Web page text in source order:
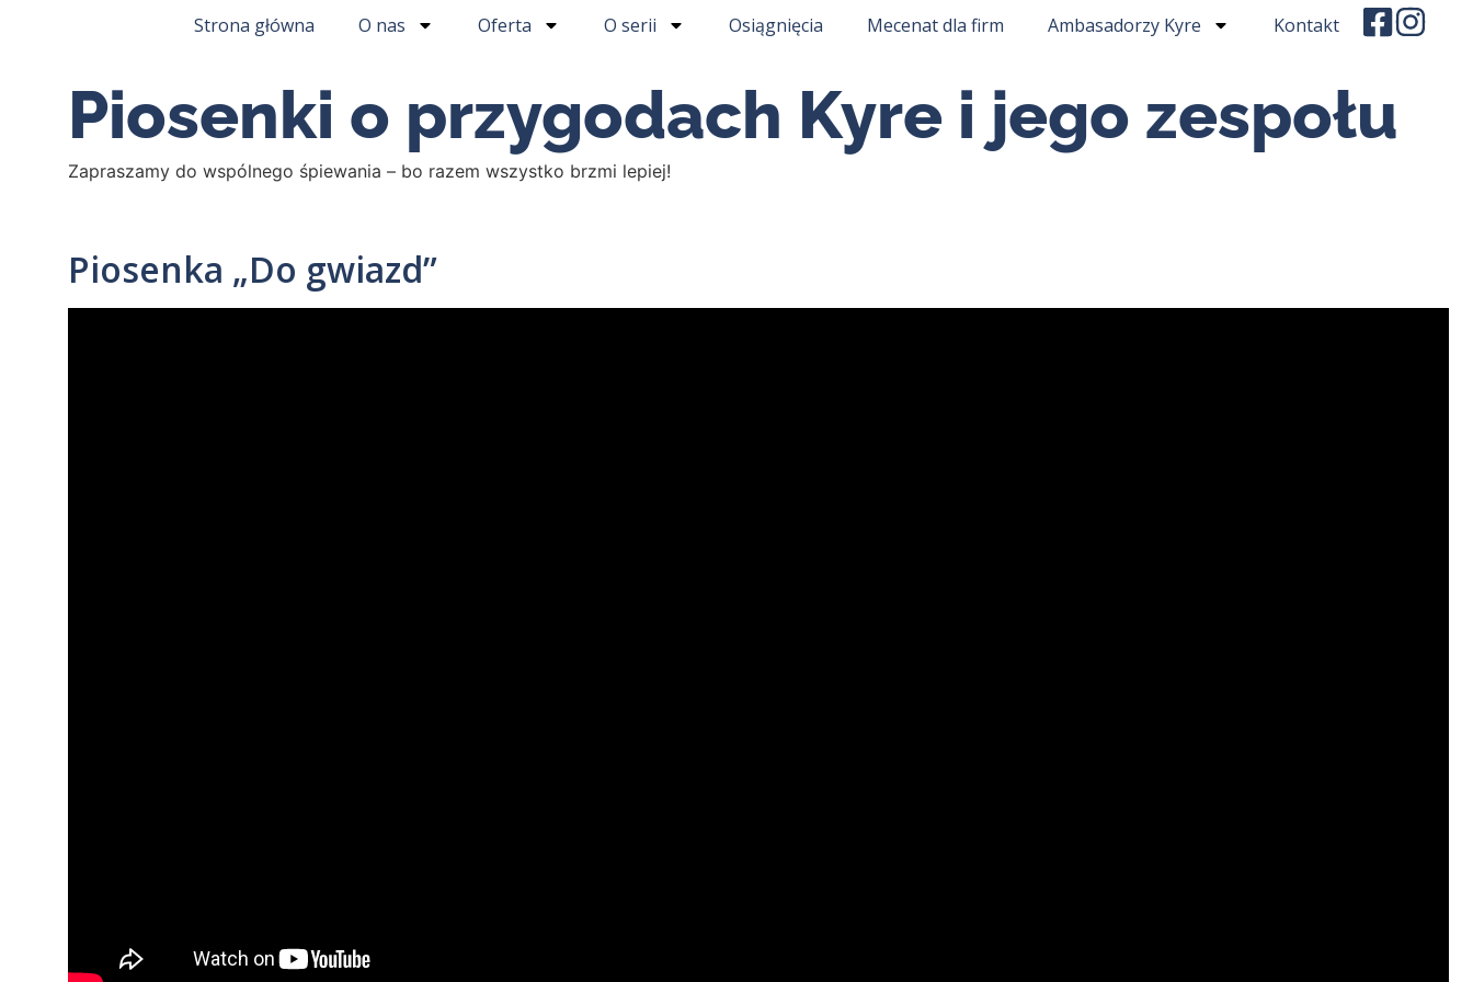
Strona główna O nas Oferta O serii Osiągnięcia Mecenat dla firm Ambasadorzy Kyre Kontakt
Piosenki o przygodach Kyre i jego zespołu
Zapraszamy do wspólnego śpiewania – bo razem wszystko brzmi lepiej!
Piosenka „Do gwiazd”